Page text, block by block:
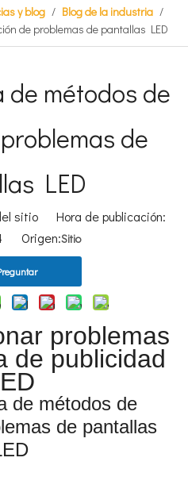
y blog / Blog de la industria /
de problemas de pantallas LED
de métodos de
de
LED
sitio Hora de publicación:
Origen:Sitio
problemas
de publicidad
de métodos de
de pantallas